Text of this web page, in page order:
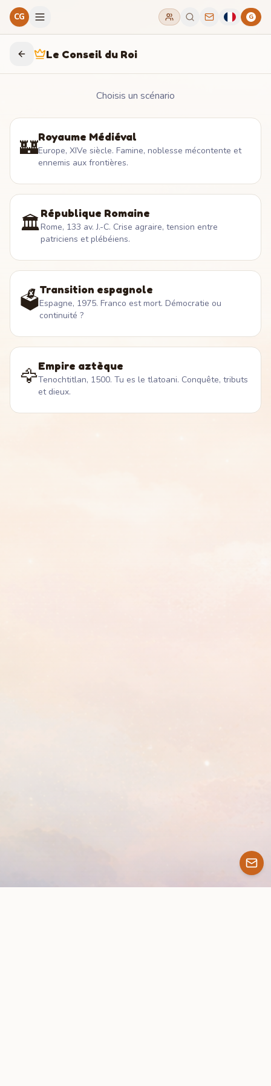
CG G
Le Conseil du Roi
Choisis un scénario
🏰Royaume Médiéval
Europe, XIVe siècle. Famine, noblesse mécontente et
ennemis aux frontières.
🏛️République Romaine
Rome, 133 av. J.-C. Crise agraire, tension entre
patriciens et plébéiens.
🗳️Transition espagnole
Espagne, 1975. Franco est mort. Démocratie ou
continuité ?
🦅Empire aztèque
Tenochtitlan, 1500. Tu es le tlatoani. Conquête, tributs
et dieux.